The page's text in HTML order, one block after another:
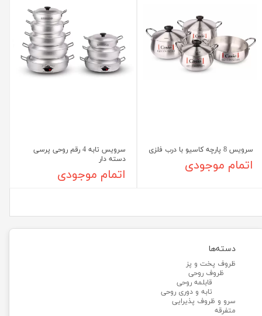
دسته‌ها
ظروف پخت و پز
ظروف روحی
قابلمه روحی
تابه و دوری روحی
سرو و ظروف پذیرایی
متفرقه
سرویس 8 پارچه کاسیو با درب فلزی
اتمام موجودی
سرویس تابه 4 رقم روحی پرسی
دسته دار
اتمام موجودی